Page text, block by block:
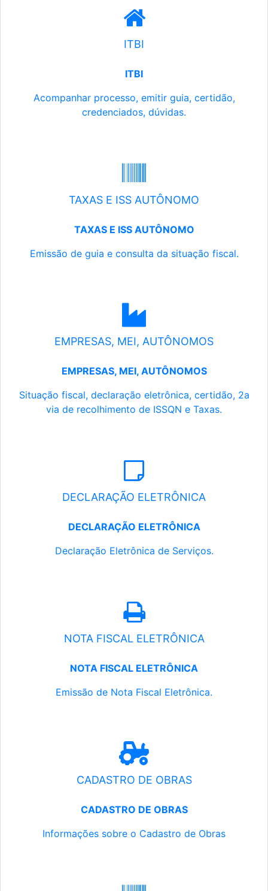
ITBI
ITBI
Acompanhar processo, emitir guia, certidão,
credenciados, dúvidas.
TAXAS E ISS AUTÔNOMO
TAXAS E ISS AUTÔNOMO
Emissão de guia e consulta da situação fiscal.
EMPRESAS, MEI, AUTÔNOMOS
EMPRESAS, MEI, AUTÔNOMOS
Situação fiscal, declaração eletrônica, certidão, 2a
via de recolhimento de ISSQN e Taxas.
DECLARAÇÃO ELETRÔNICA
DECLARAÇÃO ELETRÔNICA
Declaração Eletrônica de Serviços.
NOTA FISCAL ELETRÔNICA
NOTA FISCAL ELETRÔNICA
Emissão de Nota Fiscal Eletrônica.
CADASTRO DE OBRAS
CADASTRO DE OBRAS
Informações sobre o Cadastro de Obras